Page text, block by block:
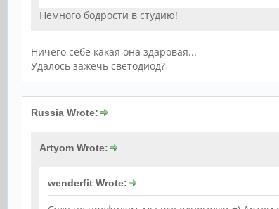
Немного бодрости в студию!
Ничего себе какая она здаровая...
Удалось зажечь светодиод?
Russia Wrote:
Artyom Wrote:
wenderfit Wrote: